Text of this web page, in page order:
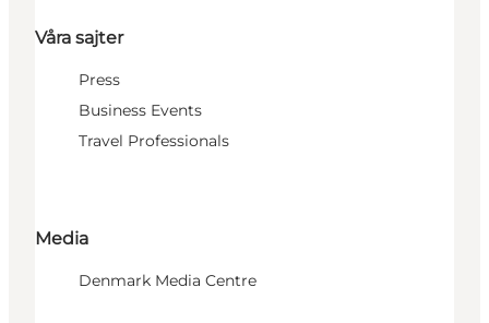
Våra sajter
Press
Business Events
Travel Professionals
Media
Denmark Media Centre